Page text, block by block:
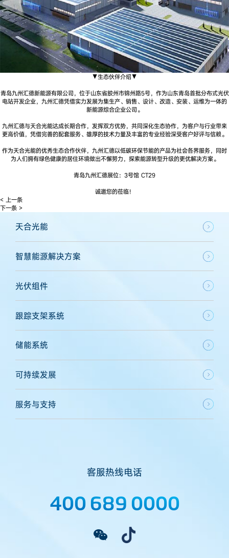
▼生态伙伴介绍▼
青岛九州汇德新能源有限公司，位于山东省胶州市锦州路5号，作为山东青岛首批分布式光伏
电站开发企业，九州汇德凭借实力发展为集生产、销售、设计、改造、安装、运维为一体的
新能源综合企业公司。
九州汇德与天合光能达成长期合作，发挥双方优势，共同深化生态协作，为客户与行业带来
更高价值，凭借完善的配套服务、雄厚的技术力量及丰富的专业经验深受客户好评与信赖。
作为天合光能的优秀生态合作伙伴，九州汇德以低碳环保节能的产品为社会各界服务，同时
为人们拥有绿色健康的居住环境做出不懈努力，探索能源转型升级的更优解决方案。
青岛九州汇德展位：3号馆 CT29
诚邀您的莅临！
< 上一条
下一条 >
天合光能
智慧能源解决方案
光伏组件
跟踪支架系统
储能系统
可持续发展
服务与支持
客服热线电话
400 689 0000